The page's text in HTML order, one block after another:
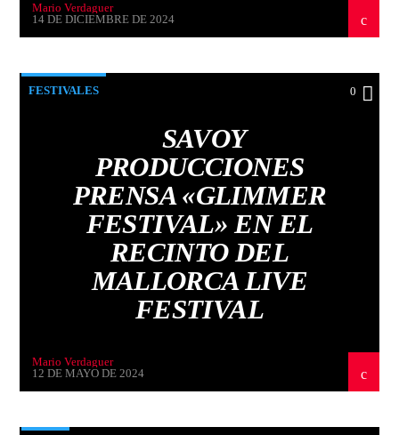
Mario Verdaguer
14 DE DICIEMBRE DE 2024
FESTIVALES 0
SAVOY
PRODUCCIONES
PRENSA «GLIMMER
FESTIVAL» EN EL
RECINTO DEL
MALLORCA LIVE
FESTIVAL
Mario Verdaguer
12 DE MAYO DE 2024